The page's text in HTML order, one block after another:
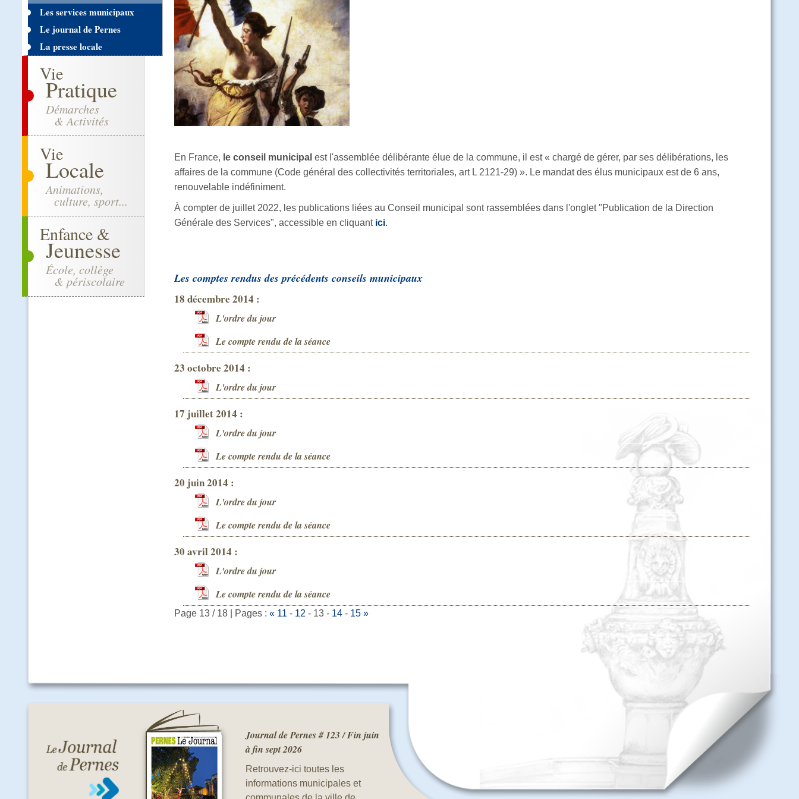
Les services municipaux
Le journal de Pernes
La presse locale
Vie
Pratique
Démarches
& Activités
Vie
Locale
Animations,
culture, sport...
Enfance &
Jeunesse
École, collège
& périscolaire
En France, le conseil municipal est l'assemblée délibérante élue de la commune, il est « chargé de gérer, par ses délibérations, les
affaires de la commune (Code général des collectivités territoriales, art L 2121-29)». Le mandat des élus municipaux est de 6 ans,
renouvelable indéfiniment.
À compter de juillet 2022, les publications liées au Conseil municipal sont rassemblées dans l'onglet "Publication de la Direction
Générale des Services", accessible en cliquant ici.
Les comptes rendus des précédents conseils municipaux
18 décembre 2014 :
L'ordre du jour
Le compte rendu de la séance
23 octobre 2014 :
L'ordre du jour
17 juillet 2014 :
L'ordre du jour
Le compte rendu de la séance
20 juin 2014 :
L'ordre du jour
Le compte rendu de la séance
30 avril 2014 :
L'ordre du jour
Le compte rendu de la séance
Page 13 / 18| Pages : « 11 - 12 - 13- 14- 15 »
Journal de Pernes # 123 / Fin juin
à fin sept 2026
Retrouvez-ici toutes les
informations municipales et